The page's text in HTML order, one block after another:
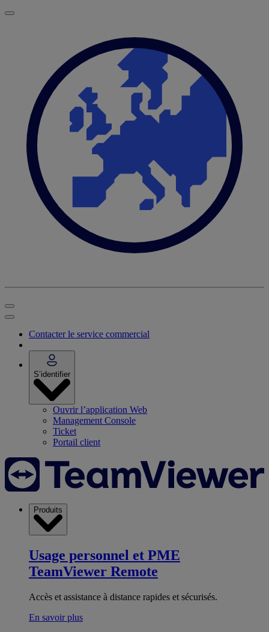
Contacter le service commercial
S’identifier
Ouvrir l’application Web
Management Console
Ticket
Portail client
Produits
Usage personnel et PME
TeamViewer Remote
Accès et assistance à distance rapides et sécurisés.
En savoir plus